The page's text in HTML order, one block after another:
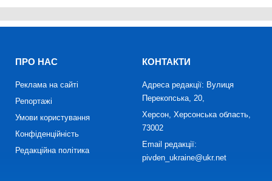
ПРО НАС
Реклама на сайті
Репортажі
Умови користування
Конфіденційність
Редакційна політика
КОНТАКТИ
Адреса редакції: Вулиця
Перекопська, 20,
Херсон, Херсонська область,
73002
Email редакції:
pivden_ukraine@ukr.net